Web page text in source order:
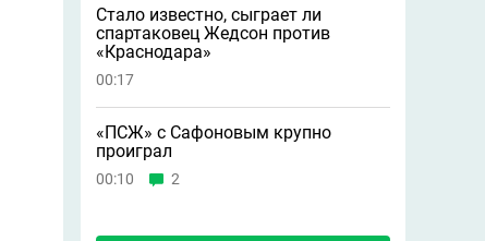
Стало известно, сыграет ли
спартаковец Жедсон против
«Краснодара»
00:17
«ПСЖ» с Сафоновым крупно
проиграл
00:10 2